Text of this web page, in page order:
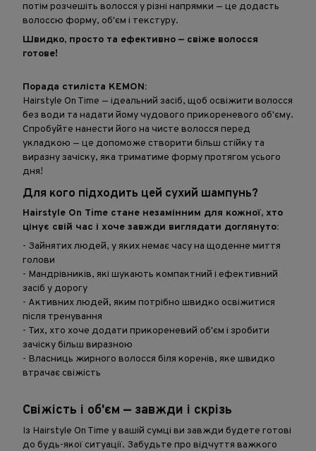
потім розчешіть волосся у різні напрямки — це додасть
волоссю форму, об'єм і текстуру.
Швидко, просто та ефективно — свіже волосся
готове!
Порада стиліста KEMON:
Hairstyle On Time — ідеальний засіб, щоб освіжити волосся
без води та надати йому чудового прикореневого об'єму.
Спробуйте нанести його на чисте волосся перед
укладкою — це допоможе створити більш стійку та
виразну зачіску, яка триматиме форму протягом усього
дня!
Для кого підходить цей сухий шампунь?
Hairstyle On Time стане незамінним для кожної, хто
цінує свій час і хоче завжди виглядати доглянуто:
- Зайнятих людей, у яких немає часу на щоденне миття
голови
- Мандрівників, які шукають компактний і ефективний
засіб у дорогу
- Активних людей, яким потрібно швидко освіжитися
після тренування
- Тих, хто хоче додати прикореневий об'єм і зробити
зачіску більш виразною
- Власниць жирного волосся біля коренів, яке швидко
втрачає свіжість
Свіжість і об'єм — завжди і скрізь
Із Hairstyle On Time у вашій сумці ви завжди будете готові
до будь-якої ситуації. Забудьте про відчуття важкого